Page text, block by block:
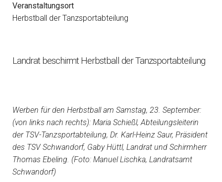
Veranstaltungsort
Herbstball der Tanzsportabteilung
Landrat beschirmt Herbstball der Tanzsportabteilung
Werben für den Herbstball am Samstag, 23. September:
(von links nach rechts): Maria Schießl, Abteilungsleiterin
der TSV-Tanzsportabteilung, Dr. Karl-Heinz Saur, Präsident
des TSV Schwandorf, Gaby Hüttl, Landrat und Schirmherr
Thomas Ebeling. (Foto: Manuel Lischka, Landratsamt
Schwandorf)